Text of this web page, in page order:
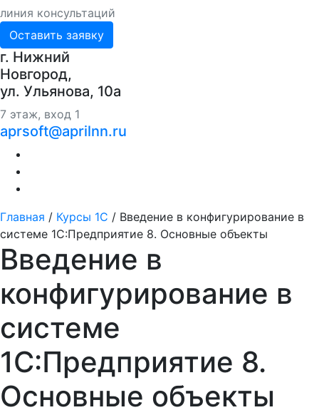
линия консультаций
Оставить заявку
г. Нижний
Новгород,
ул. Ульянова, 10a
7 этаж, вход 1
aprsoft@aprilnn.ru
Главная / Курсы 1С / Введение в конфигурирование в
системе 1С:Предприятие 8. Основные объекты
Введение в
конфигурирование в
системе
1С:Предприятие 8.
Основные объекты